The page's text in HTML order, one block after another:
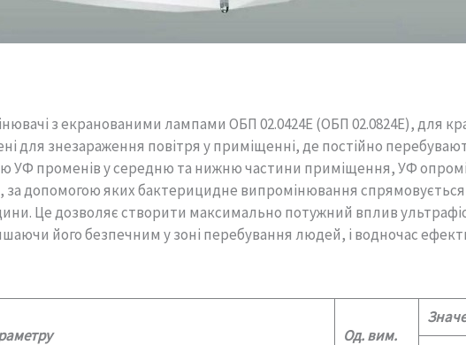
з екранованими лампами ОБП 02.0424Е (ОБП 02.0824Е), для
для знезараження повітря у приміщенні, де постійно
УФ променів у середню та нижню частини приміщення, УФ
допомогою яких бактерицидне випромінювання спрямовується
Це дозволяє створити максимально потужний вплив
його безпечним у зоні перебування людей, і водночас
Од. вим.